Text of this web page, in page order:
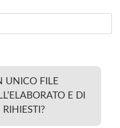
UNICO FILE
E DI
RIHIESTI?